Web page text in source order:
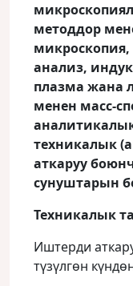
методдор
микроскопия,
анализ,
плазма жана
менен масс-
техникалык
аткаруу
сунуштарын
Техникалык
Иштерди
түзүлгөн